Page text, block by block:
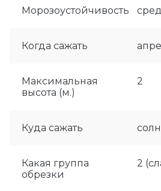
Морозоустойчивость
Когда сажать
Максимальная
высота (м.)
2
Куда сажать
Какая группа
обрезки
2